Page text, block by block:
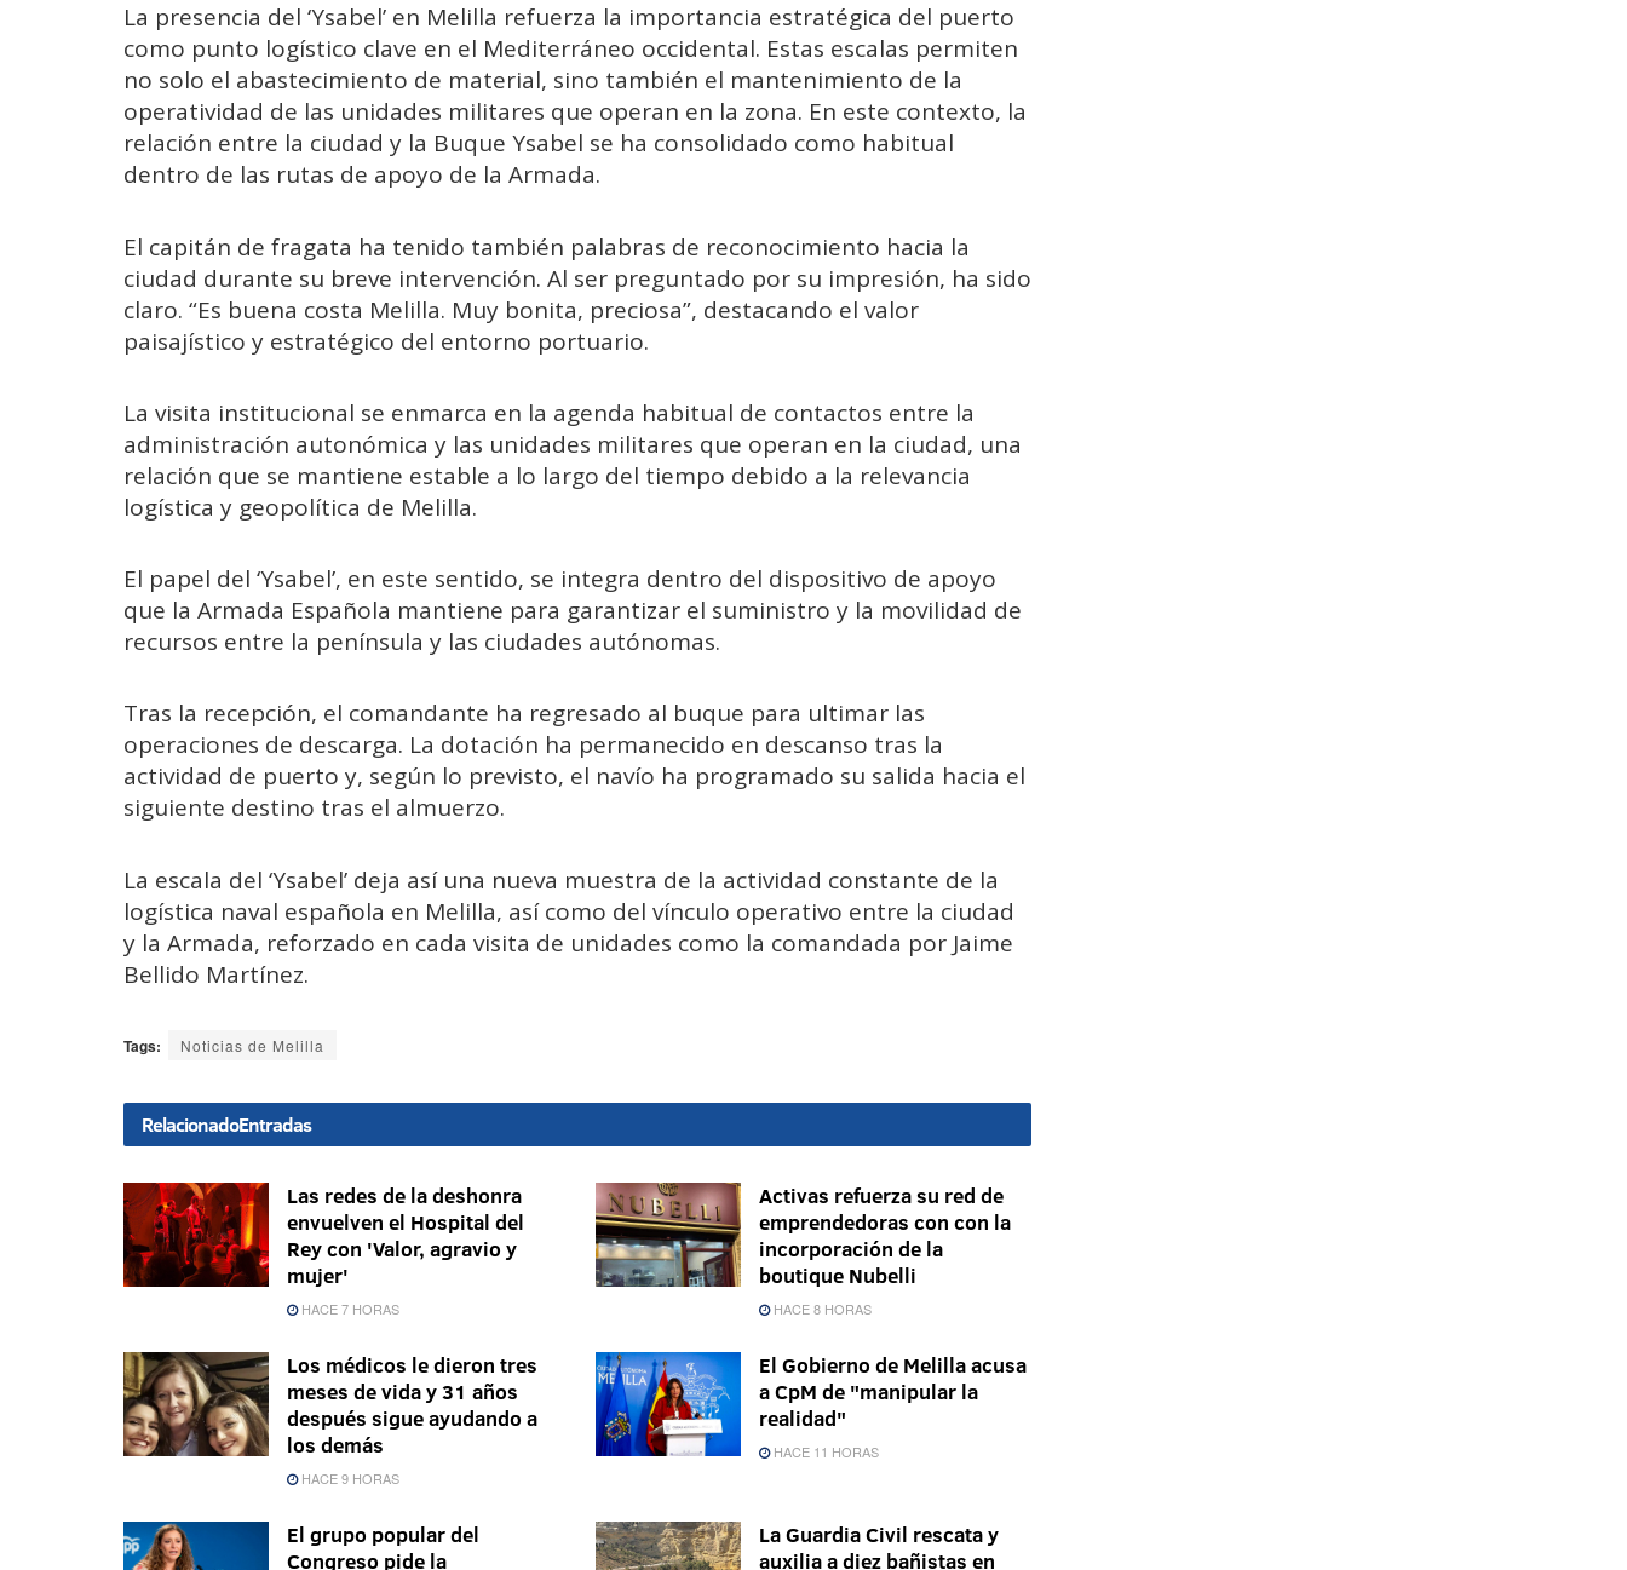
La presencia del ‘Ysabel’ en Melilla refuerza la importancia estratégica del puerto
como punto logístico clave en el Mediterráneo occidental. Estas escalas permiten
no solo el abastecimiento de material, sino también el mantenimiento de la
operatividad de las unidades militares que operan en la zona. En este contexto, la
relación entre la ciudad y la Buque Ysabel se ha consolidado como habitual
dentro de las rutas de apoyo de la Armada.
El capitán de fragata ha tenido también palabras de reconocimiento hacia la
ciudad durante su breve intervención. Al ser preguntado por su impresión, ha sido
claro. “Es buena costa Melilla. Muy bonita, preciosa”, destacando el valor
paisajístico y estratégico del entorno portuario.
La visita institucional se enmarca en la agenda habitual de contactos entre la
administración autonómica y las unidades militares que operan en la ciudad, una
relación que se mantiene estable a lo largo del tiempo debido a la relevancia
logística y geopolítica de Melilla.
El papel del ‘Ysabel’, en este sentido, se integra dentro del dispositivo de apoyo
que la Armada Española mantiene para garantizar el suministro y la movilidad de
recursos entre la península y las ciudades autónomas.
Tras la recepción, el comandante ha regresado al buque para ultimar las
operaciones de descarga. La dotación ha permanecido en descanso tras la
actividad de puerto y, según lo previsto, el navío ha programado su salida hacia el
siguiente destino tras el almuerzo.
La escala del ‘Ysabel’ deja así una nueva muestra de la actividad constante de la
logística naval española en Melilla, así como del vínculo operativo entre la ciudad
y la Armada, reforzado en cada visita de unidades como la comandada por Jaime
Bellido Martínez.
Tags: Noticias de Melilla
RelacionadoEntradas
Las redes de la deshonra
envuelven el Hospital del
Rey con 'Valor, agravio y
mujer'
HACE 7 HORAS
Activas refuerza su red de
emprendedoras con con la
incorporación de la
boutique Nubelli
HACE 8 HORAS
Los médicos le dieron tres
meses de vida y 31 años
después sigue ayudando a
los demás
HACE 9 HORAS
El Gobierno de Melilla acusa
a CpM de "manipular la
realidad"
HACE 11 HORAS
El grupo popular del
Congreso pide la
La Guardia Civil rescata y
auxilia a diez bañistas en